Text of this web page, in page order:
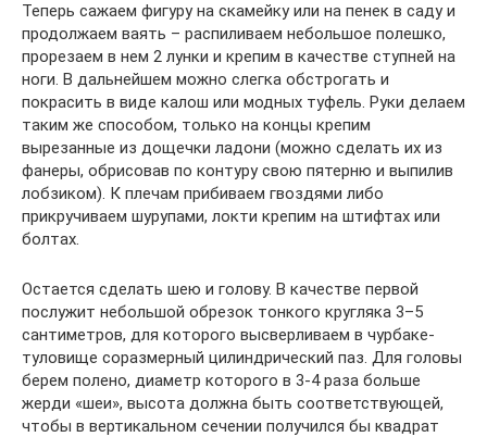
Теперь сажаем фигуру на скамейку или на пенек в саду и
продолжаем ваять – распиливаем небольшое полешко,
прорезаем в нем 2 лунки и крепим в качестве ступней на
ноги. В дальнейшем можно слегка обстрогать и
покрасить в виде калош или модных туфель. Руки делаем
таким же способом, только на концы крепим
вырезанные из дощечки ладони (можно сделать их из
фанеры, обрисовав по контуру свою пятерню и выпилив
лобзиком). К плечам прибиваем гвоздями либо
прикручиваем шурупами, локти крепим на штифтах или
болтах.
Остается сделать шею и голову. В качестве первой
послужит небольшой обрезок тонкого кругляка 3–5
сантиметров, для которого высверливаем в чурбаке-
туловище соразмерный цилиндрический паз. Для головы
берем полено, диаметр которого в 3-4 раза больше
жерди «шеи», высота должна быть соответствующей,
чтобы в вертикальном сечении получился бы квадрат